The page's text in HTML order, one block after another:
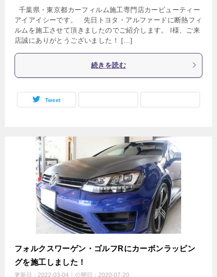
千葉県・東京都カーフィルム施工専門店カービューティー
アイアイシーです。 先日トヨタ・アルファードに断熱フィ
ルムを施工させて頂きましたのでご紹介します。 I様、ご来
店誠にありがとうございました！ […]
続きを読む
Tweet
フォルクスワーゲン・ゴルフRにカーボンラッピン
グを施工しました！
更新日： 2022-03-04 公開日： 2020-07-20